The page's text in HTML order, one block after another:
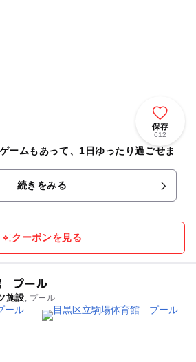
保存
612
ームもあって、1日ゆったり過ごせま
続きをみる
クーポンを見る
プール
施設, プール